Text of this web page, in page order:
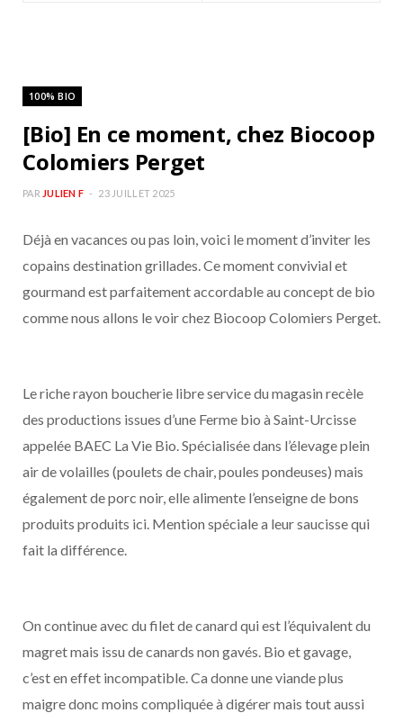
100% BIO
[Bio] En ce moment, chez Biocoop
Colomiers Perget
PAR JULIEN F 23 JUILLET 2025
Déjà en vacances ou pas loin, voici le moment d’inviter les
copains destination grillades. Ce moment convivial et
gourmand est parfaitement accordable au concept de bio
comme nous allons le voir chez Biocoop Colomiers Perget.
Le riche rayon boucherie libre service du magasin recèle
des productions issues d’une Ferme bio à Saint-Urcisse
appelée BAEC La Vie Bio. Spécialisée dans l’élevage plein
air de volailles (poulets de chair, poules pondeuses) mais
également de porc noir, elle alimente l’enseigne de bons
produits produits ici. Mention spéciale a leur saucisse qui
fait la différence.
On continue avec du filet de canard qui est l’équivalent du
magret mais issu de canards non gavés. Bio et gavage,
c’est en effet incompatible. Ca donne une viande plus
maigre donc moins compliquée à digérer mais tout aussi